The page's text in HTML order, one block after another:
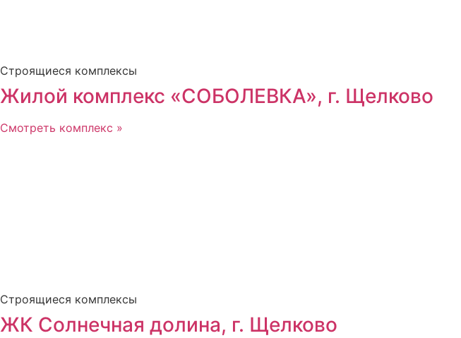
Строящиеся комплексы
Жилой комплекс «СОБОЛЕВКА», г. Щелково
Смотреть комплекс »
Строящиеся комплексы
ЖК Солнечная долина, г. Щелково